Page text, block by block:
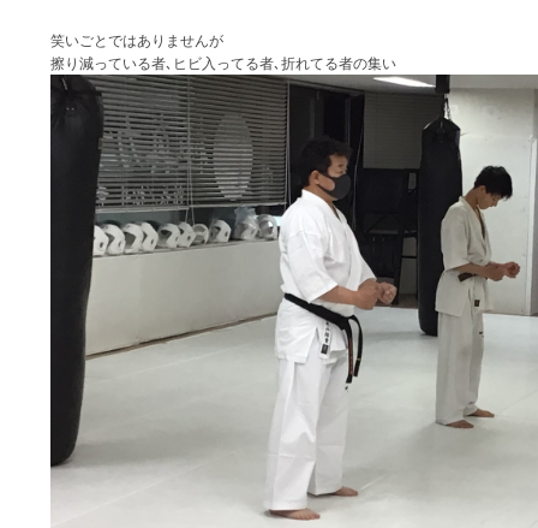
笑いごとではありませんが
擦り減っている者､ヒビ入ってる者､折れてる者の集い